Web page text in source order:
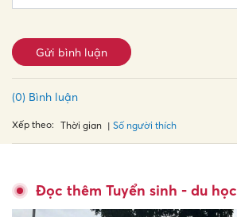
Gửi bình luận
(0) Bình luận
Xếp theo: Thời gian Số người thích
Đọc thêm Tuyển sinh - du học